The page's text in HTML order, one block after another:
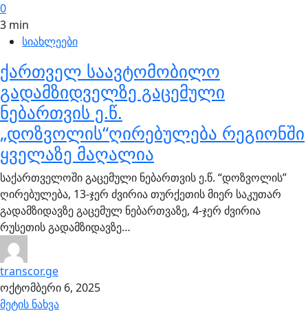
0
3 min
სიახლეები
ქართველ საავტომობილო
გადამზიდველზე გაცემული
ნებართვის ე.წ.
„დოზვოლის“ღირებულება რეგიონში
ყველაზე მაღალია
საქართველოში გაცემული ნებართვის ე.წ. “დოზვოლის”
ღირებულება, 13-ჯერ ძვირია თურქეთის მიერ საკუთარ
გადამზიდავზე გაცემულ ნებართვაზე, 4-ჯერ ძვირია
რუსეთის გადამზიდავზე…
transcor.ge
ოქტომბერი 6, 2025
მეტის ნახვა